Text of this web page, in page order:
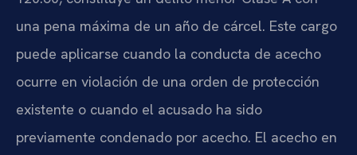
una pena máxima de un año de cárcel. Este cargo
puede aplicarse cuando la conducta de acecho
ocurre en violación de una orden de protección
existente o cuando el acusado ha sido
previamente condenado por acecho. El acecho en